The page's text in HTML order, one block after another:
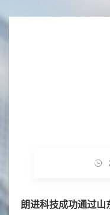
朗进科技成功通过